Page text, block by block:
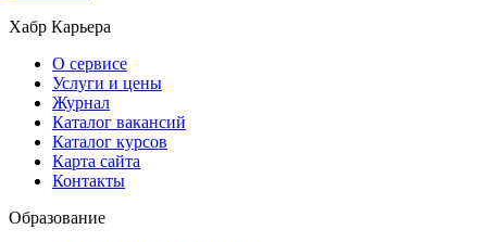
Хабр Карьера
О сервисе
Услуги и цены
Журнал
Каталог вакансий
Каталог курсов
Карта сайта
Контакты
Образование